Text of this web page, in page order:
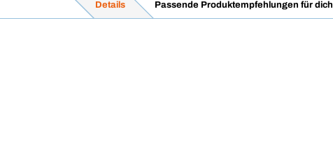
Details Passende Produktempfehlungen für dich